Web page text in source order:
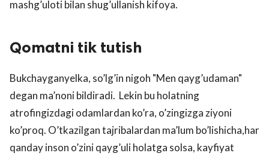
mashg’uloti bilan shug’ullanish kifoya.
Qomatni tik tutish
Bukchayganyelka, so’lg’in nigoh "Men qayg’udaman"
degan ma’noni bildiradi. Lekin bu holatning
atrofingizdagi odamlardan ko’ra, o’zingizga ziyoni
ko’proq. O’tkazilgan tajribalardan ma’lum bo’lishicha,har
qanday inson o’zini qayg’uli holatga solsa, kayfiyat